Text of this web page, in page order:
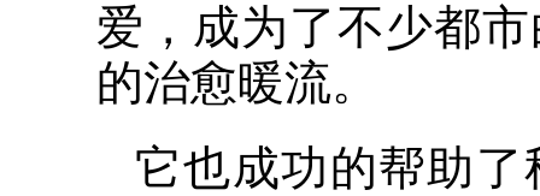
爱，成为了不少都
的治愈暖流。
它也成功的帮助